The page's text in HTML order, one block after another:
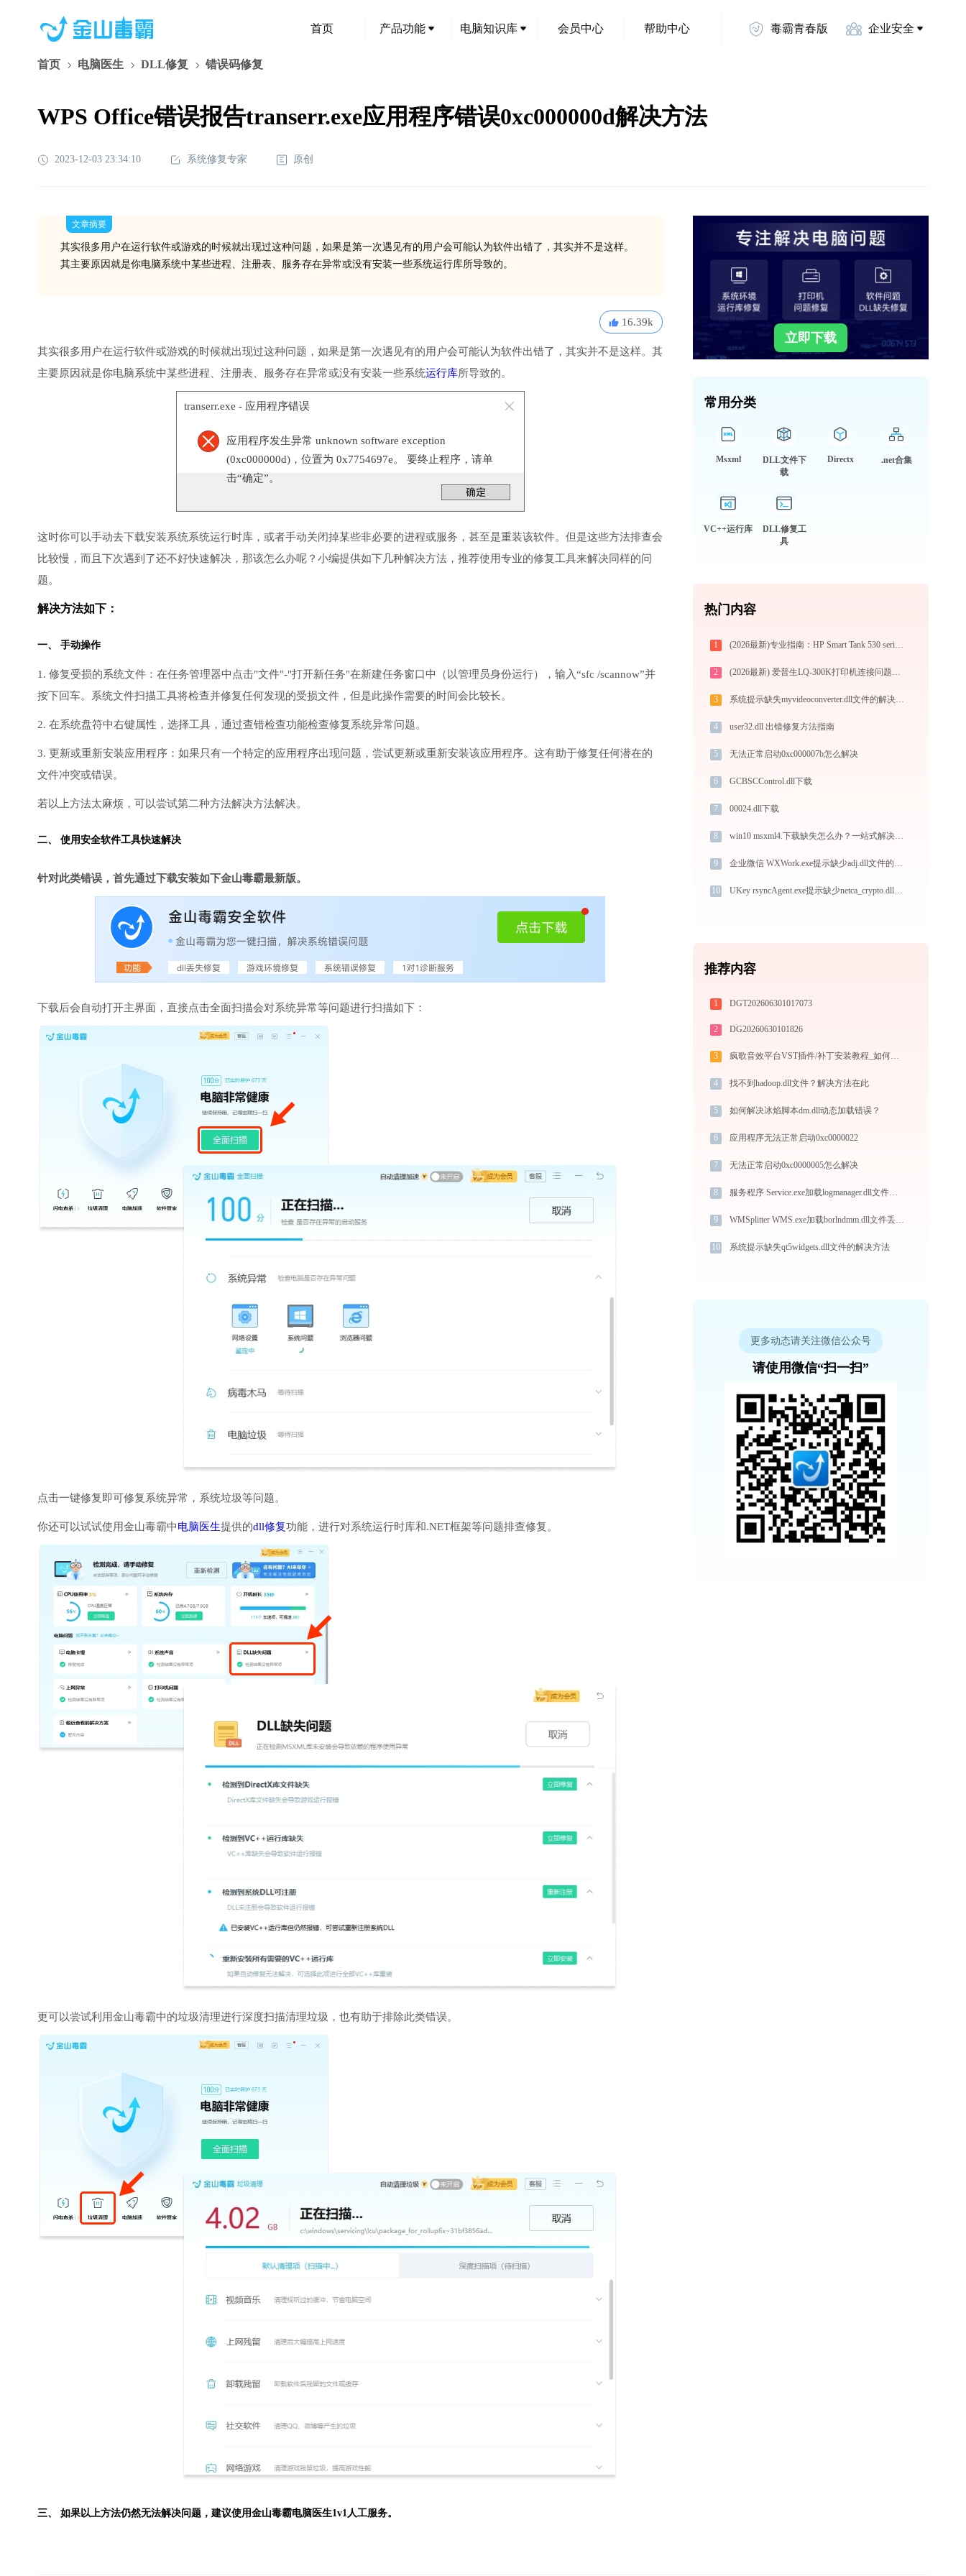
首页 产品功能 电脑知识库 会员中心 帮助中心 毒霸青春版 企业安全
首页 电脑医生 DLL修复 错误码修复
WPS Office错误报告transerr.exe应用程序错误0xc000000d解决方法
2023-12-03 23:34:10 系统修复专家 原创
文章摘要
其实很多用户在运行软件或游戏的时候就出现过这种问题，如果是第一次遇见有的用户会可能认为软件出错了，其实并不是这样。
其主要原因就是你电脑系统中某些进程、注册表、服务存在异常或没有安装一些系统运行库所导致的。
16.39k
其实很多用户在运行软件或游戏的时候就出现过这种问题，如果是第一次遇见有的用户会可能认为软件出错了，其实并不是这样。其
主要原因就是你电脑系统中某些进程、注册表、服务存在异常或没有安装一些系统运行库所导致的。
transerr.exe - 应用程序错误
应用程序发生异常 unknown software exception
(0xc000000d)，位置为 0x7754697e。 要终止程序，请单
击“确定”。
这时你可以手动去下载安装系统系统运行时库，或者手动关闭掉某些非必要的进程或服务，甚至是重装该软件。但是这些方法排查会
比较慢，而且下次遇到了还不好快速解决，那该怎么办呢？小编提供如下几种解决方法，推荐使用专业的修复工具来解决同样的问
题。
解决方法如下：
一、 手动操作
1. 修复受损的系统文件：在任务管理器中点击"文件"-"打开新任务"在新建任务窗口中（以管理员身份运行），输入“sfc /scannow”并
按下回车。系统文件扫描工具将检查并修复任何发现的受损文件，但是此操作需要的时间会比较长。
2. 在系统盘符中右键属性，选择工具，通过查错检查功能检查修复系统异常问题。
3. 更新或重新安装应用程序：如果只有一个特定的应用程序出现问题，尝试更新或重新安装该应用程序。这有助于修复任何潜在的
文件冲突或错误。
若以上方法太麻烦，可以尝试第二种方法解决方法解决。
二、 使用安全软件工具快速解决
针对此类错误，首先通过下载安装如下金山毒霸最新版。
下载后会自动打开主界面，直接点击全面扫描会对系统异常等问题进行扫描如下：
点击一键修复即可修复系统异常，系统垃圾等问题。
你还可以试试使用金山毒霸中电脑医生提供的dll修复功能，进行对系统运行时库和.NET框架等问题排查修复。
更可以尝试利用金山毒霸中的垃圾清理进行深度扫描清理垃圾，也有助于排除此类错误。
三、 如果以上方法仍然无法解决问题，建议使用金山毒霸电脑医生1v1人工服务。
立即下载
常用分类
Msxml
DLL文件下
载
Directx .net合集
VC++运行库
DLL修复工
具
热门内容
1 (2026最新)专业指南：HP Smart Tank 530 series PCL3打印机驱动的下载与安装步骤详解
2 (2026最新) 爱普生LQ-300K打印机连接问题解决方法-金山毒霸
3 系统提示缺失myvideoconverter.dll文件的解决方法
4 user32.dll 出错修复方法指南
5 无法正常启动0xc000007b怎么解决
6 GCBSCControl.dll下载
7 00024.dll下载
8 win10 msxml4.下载缺失怎么办？一站式解决方案
9 企业微信 WXWork.exe提示缺少adj.dll文件的解决办法
10 UKey rsyncAgent.exe提示缺少netca_crypto.dll文件的解决办法
推荐内容
1 DGT202606301017073
2 DG20260630101826
3 疯歌音效平台VST插件/补丁安装教程_如何加载插件效果包
4 找不到hadoop.dll文件？解决方法在此
5 如何解决冰焰脚本dm.dll动态加载错误？
6 应用程序无法正常启动0xc0000022
7 无法正常启动0xc0000005怎么解决
8 服务程序 Service.exe加载logmanager.dll文件丢失处理办法
9 WMSplitter WMS.exe加载borlndmm.dll文件丢失处理办法
10 系统提示缺失qt5widgets.dll文件的解决方法
更多动态请关注微信公众号
请使用微信“扫一扫”